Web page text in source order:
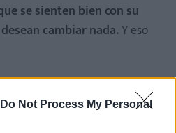
Do Not Process My Personal
se sienten bien con su
cambiar nada.Y eso
normas sobre cómo
Necesita menos juicio y
verdad.